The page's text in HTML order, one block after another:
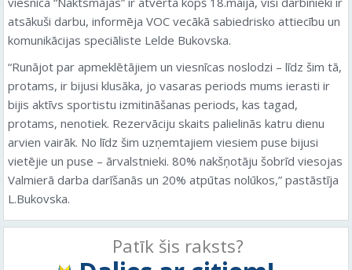
atsākuši darbu, informēja VOC vecākā sabiedrisko attiecību un
komunikācijas speciāliste Lelde Bukovska.
“Runājot par apmeklētājiem un viesnīcas noslodzi – līdz šim tā,
protams, ir bijusi klusāka, jo vasaras periods mums ierasti ir
bijis aktīvs sportistu izmitināšanas periods, kas tagad,
protams, nenotiek. Rezervāciju skaits palielinās katru dienu
arvien vairāk. No līdz šim uzņemtajiem viesiem puse bijusi
vietējie un puse – ārvalstnieki. 80% nakšņotāju šobrīd viesojas
Valmierā darba darīšanās un 20% atpūtas nolūkos,” pastāstīja
L.Bukovska.
Patīk šis raksts?